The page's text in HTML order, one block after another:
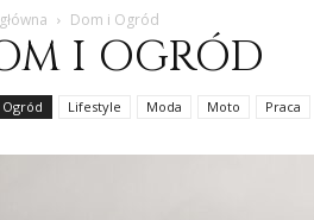
Dom i Ogród
I OGRÓD
Lifestyle Moda Moto Praca